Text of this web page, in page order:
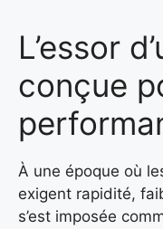
L’essor
conçue
À une époque où
exigent rapidité,
s’est imposée